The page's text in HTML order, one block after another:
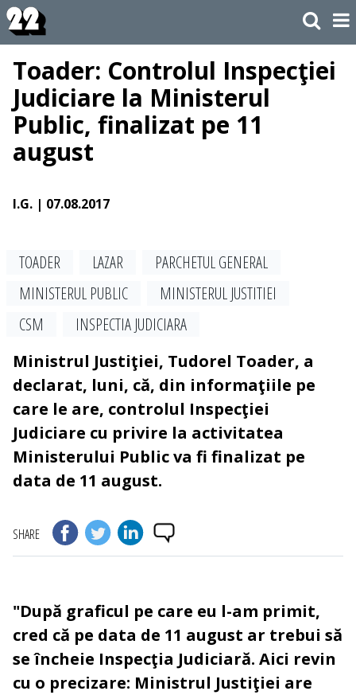
Toader: Controlul Inspecţiei
Judiciare la Ministerul
Public, finalizat pe 11
august
I.G. | 07.08.2017
TOADER LAZAR
PARCHETUL GENERAL
MINISTERUL PUBLIC
MINISTERUL JUSTITIEI
CSM
INSPECTIA JUDICIARA
Ministrul Justiţiei, Tudorel Toader, a
declarat, luni, că, din informaţiile pe
care le are, controlul Inspecţiei
Judiciare cu privire la activitatea
Ministerului Public va fi finalizat pe
data de 11 august.
SHARE
"După graficul pe care eu l-am primit,
cred că pe data de 11 august ar trebui să
se încheie Inspecţia Judiciară. Aici revin
cu o precizare: Ministrul Justiţiei are